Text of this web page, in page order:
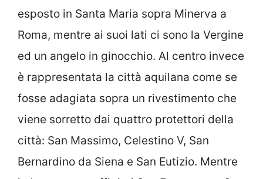
esposto in Santa Maria sopra Minerva a
Roma, mentre ai suoi lati ci sono la Vergine
ed un angelo in ginocchio. Al centro invece
è rappresentata la città aquilana come se
fosse adagiata sopra un rivestimento che
viene sorretto dai quattro protettori della
città: San Massimo, Celestino V, San
Bernardino da Siena e San Eutizio. Mentre